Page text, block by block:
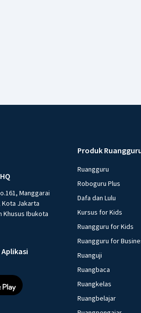
Manggarai
Jakarta
Khusus Ibukota
Aplikasi
Produk
Ruangguru
Roboguru Plus
Dafa dan Lulu
Kursus for Kids
Ruangguru for Kids
Ruangguru for
Ruanguji
Ruangbaca
Ruangkelas
Ruangbelajar